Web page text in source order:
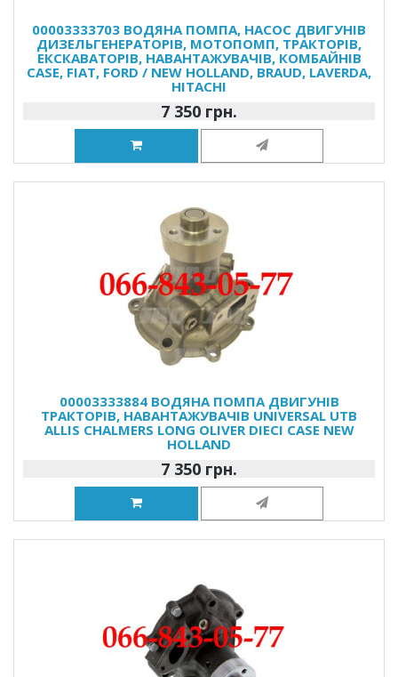
00003333703 ВОДЯНА ПОМПА, НАСОС ДВИГУНІВ
ДИЗЕЛЬГЕНЕРАТОРІВ, МОТОПОМП, ТРАКТОРІВ,
ЕКСКАВАТОРІВ, НАВАНТАЖУВАЧІВ, КОМБАЙНІВ
CASE, FIAT, FORD / NEW HOLLAND, BRAUD, LAVERDA,
HITACHI
7 350 грн.
00003333884 ВОДЯНА ПОМПА ДВИГУНІВ
ТРАКТОРІВ, НАВАНТАЖУВАЧІВ UNIVERSAL UTB
ALLIS CHALMERS LONG OLIVER DIECI CASE NEW
HOLLAND
7 350 грн.